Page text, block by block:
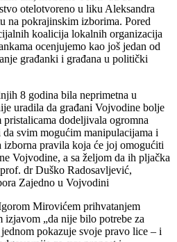
otelotvoreno u liku Aleksandra
na pokrajinskim izborima. Pored
koalicija lokalnih organizacija
ocenjujemo kao još jedan od
građanki i građana u politički
8 godina bila neprimetna u
uradila da građani Vojvodine bolje
dodeljivala ogromna
da svim mogućim manipulacijama i
izborna pravila koja će joj omogućiti
Vojvodine, a sa željom da ih pljačka
dr Duško Radosavljević,
Zajedno u Vojvodini
Mirovićem prihvatanjem
„da nije bilo potrebe za
pokazuje svoje pravo lice – i